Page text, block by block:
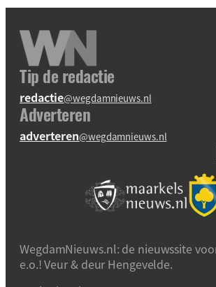
Tip de redactie
redactie@wegdamnieuws.nl
Adverteren
adverteren@wegdamnieuws.nl
WegdamNieuws.nl: de nieuwssite
e.o.! Veur & deur Hengevelde.